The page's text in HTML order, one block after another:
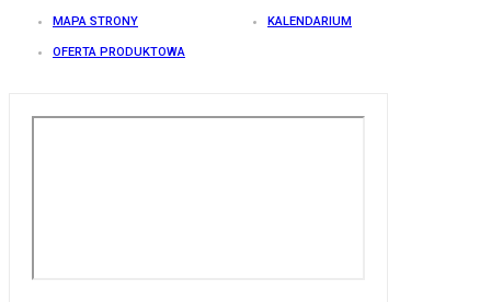
MAPA STRONY KALENDARIUM
OFERTA PRODUKTOWA